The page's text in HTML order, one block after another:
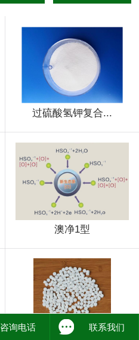
过硫酸氢钾复合...
澳净1型
咨询电话 联系我们